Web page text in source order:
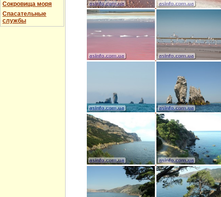
Сокровища моря
Спасательные
службы